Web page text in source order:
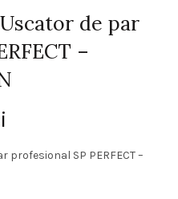
de par
–
curent
profesional SP PERFECT –